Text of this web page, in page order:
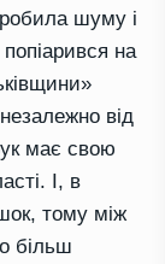
шуму і
на
від
має свою
І, в
тому між
більш